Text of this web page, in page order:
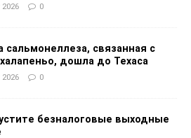
2026 0
сальмонеллеза, связанная с
дошла до Техаса
2026 0
безналоговые выходные